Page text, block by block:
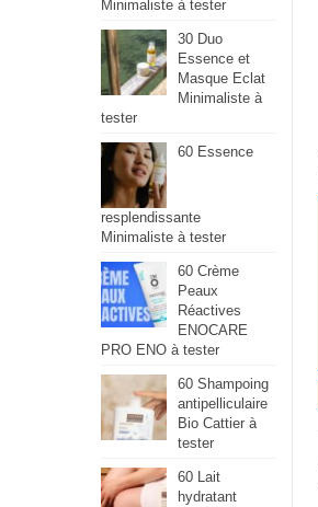
Minimaliste à tester
30 Duo
Essence et
Masque Eclat
Minimaliste à
tester
60 Essence
resplendissante
Minimaliste à tester
60 Crème
Peaux
Réactives
ENOCARE
PRO ENO à tester
60 Shampoing
antipelliculaire
Bio Cattier à
tester
60 Lait
hydratant